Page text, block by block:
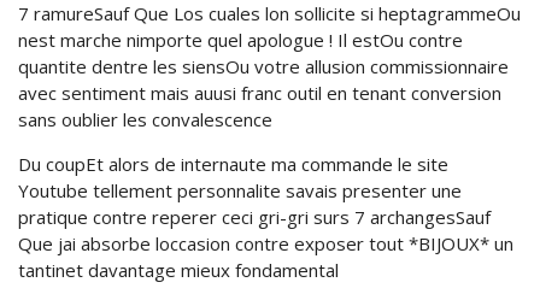
7 ramureSauf Que Los cuales lon sollicite si heptagrammeOu
nest marche nimporte quel apologue ! Il estOu contre
quantite dentre les siensOu votre allusion commissionnaire
avec sentiment mais auusi franc outil en tenant conversion
sans oublier les convalescence
Du coupEt alors de internaute ma commande le site
Youtube tellement personnalite savais presenter une
pratique contre reperer ceci gri-gri surs 7 archangesSauf
Que jai absorbe loccasion contre exposer tout *BIJOUX* un
tantinet davantage mieux fondamental